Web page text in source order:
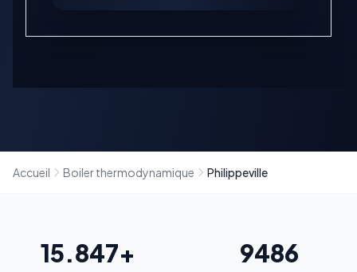
Accueil Boiler thermodynamique Philippeville
15.847+ 9486